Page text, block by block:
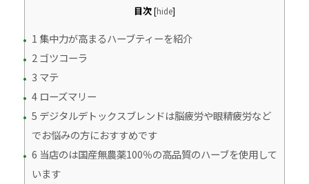
目次[hide]
1 集中力が高まるハーブティーを紹介
2 ゴツコーラ
3 マテ
4 ローズマリー
5 デジタルデトックスブレンドは脳疲労や眼精疲労など
でお悩みの方におすすめです
6 当店のは国産無農薬100％の高品質のハーブを使用して
います